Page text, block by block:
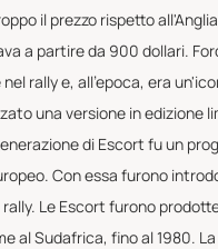
il prezzo rispetto
a partire da 900 dollari.
rally e, all'epoca, era
una versione in edizione
di Escort fu un
Con essa furono
rally. Le Escort furono
al Sudafrica, fino al 1980.